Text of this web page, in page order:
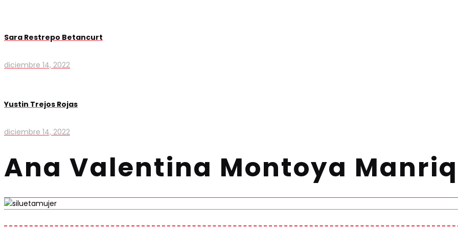
Sara Restrepo Betancurt
diciembre 14, 2022
Yustin Trejos Rojas
diciembre 14, 2022
Ana Valentina Montoya